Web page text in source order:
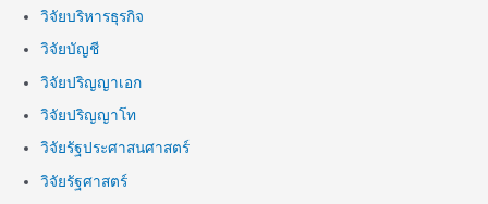
วิจัยบริหารธุรกิจ
วิจัยบัญชี
วิจัยปริญญาเอก
วิจัยปริญญาโท
วิจัยรัฐประศาสนศาสตร์
วิจัยรัฐศาสตร์